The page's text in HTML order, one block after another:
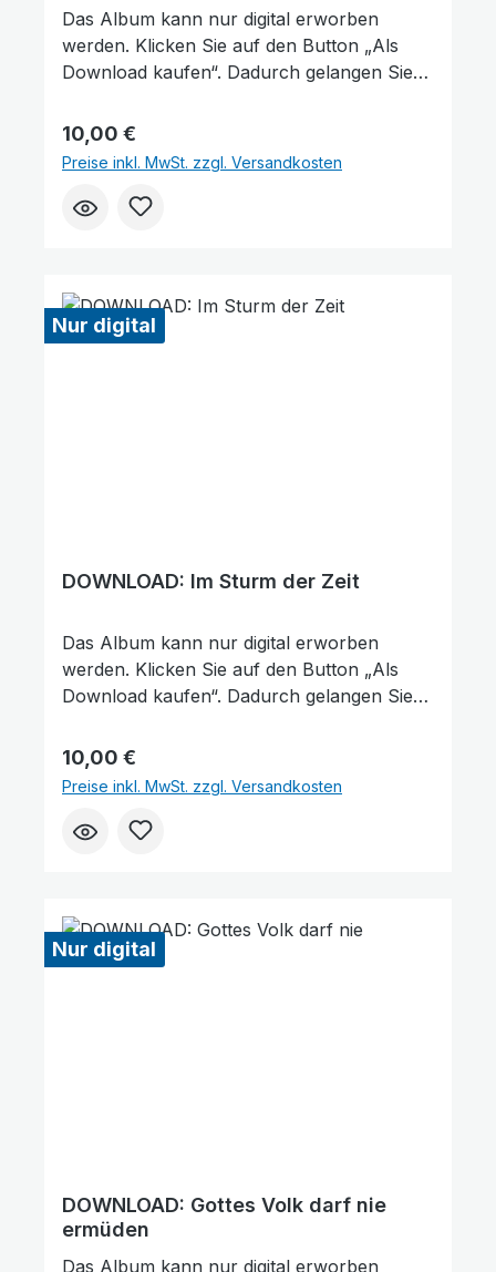
Das Album kann nur digital erworben
werden. Klicken Sie auf den Button „Als
Download kaufen“. Dadurch gelangen Sie
Friedensstimme. Dort finden Sie das Album
und können auch einzelne Tracks (Lieder)
nach Belieben kaufen. Wie gefällt Ihnen
unser Produkt? ★★★★★ Geben Sie
Regulärer Preis:
10,00 €
Preise inkl. MwSt. zzgl. Versandkosten
Nur digital
DOWNLOAD: Im Sturm der Zeit
Das Album kann nur digital erworben
werden. Klicken Sie auf den Button „Als
Download kaufen“. Dadurch gelangen Sie
Friedensstimme. Dort finden Sie das Album
und können auch einzelne Tracks (Lieder)
nach Belieben kaufen. Wie gefällt Ihnen
unser Produkt? ★★★★★ Geben Sie
Regulärer Preis:
10,00 €
Preise inkl. MwSt. zzgl. Versandkosten
Nur digital
DOWNLOAD: Gottes Volk darf nie
ermüden
Das Album kann nur digital erworben